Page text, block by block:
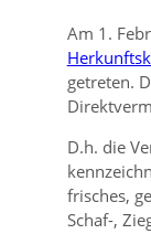
Am 1.
getreten.
D.h. die
frisches,
Schaf-,